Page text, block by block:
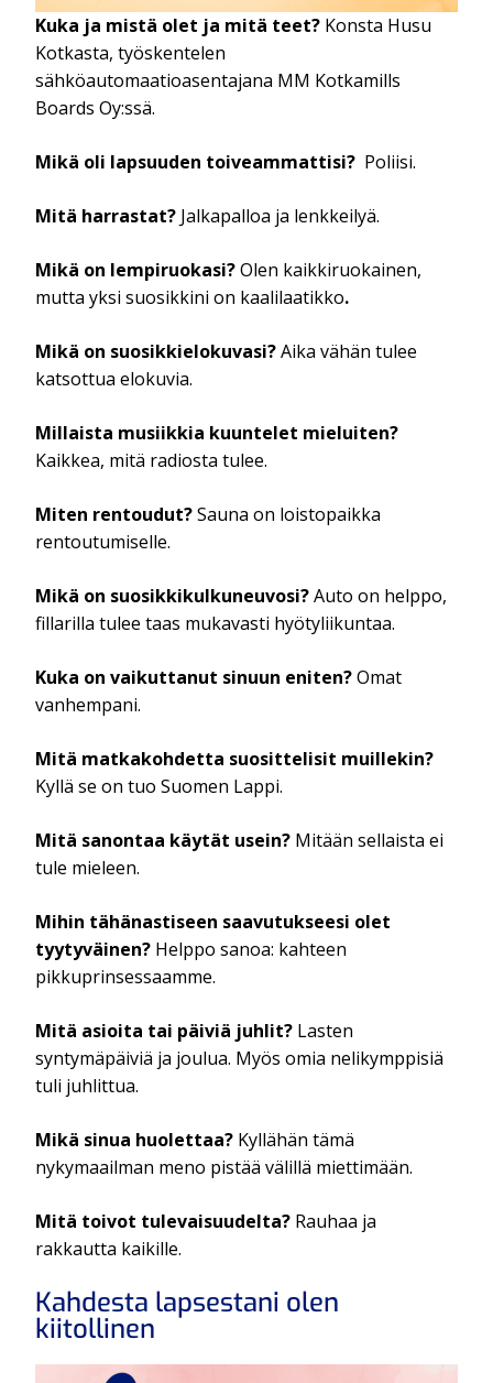
Kuka ja mistä olet ja mitä teet? Konsta Husu
Kotkasta, työskentelen
sähköautomaatioasentajana MM Kotkamills
Boards Oy:ssä.
Mikä oli lapsuuden toiveammattisi? Poliisi.
Mitä harrastat? Jalkapalloa ja lenkkeilyä.
Mikä on lempiruokasi?Olen kaikkiruokainen,
mutta yksi suosikkini on kaalilaatikko.
Mikä on suosikkielokuvasi?Aika vähän tulee
katsottua elokuvia.
Millaista musiikkia kuuntelet mieluiten?
Kaikkea, mitä radiosta tulee.
Miten rentoudut?Sauna on loistopaikka
rentoutumiselle.
Mikä on suosikkikulkuneuvosi?Auto on helppo,
fillarilla tulee taas mukavasti hyötyliikuntaa.
Kuka on vaikuttanut sinuun eniten?Omat
vanhempani.
Mitä matkakohdetta suosittelisit muillekin?
Kyllä se on tuo Suomen Lappi.
Mitä sanontaa käytät usein? Mitään sellaista ei
tule mieleen.
Mihin tähänastiseen saavutukseesi olet
tyytyväinen? Helppo sanoa: kahteen
pikkuprinsessaamme.
Mitä asioita tai päiviä juhlit? Lasten
syntymäpäiviä ja joulua. Myös omia nelikymppisiä
tuli juhlittua.
Mikä sinua huolettaa? Kyllähän tämä
nykymaailman meno pistää välillä miettimään.
Mitä toivot tulevaisuudelta? Rauhaa ja
rakkautta kaikille.
Kahdesta lapsestani olen
kiitollinen